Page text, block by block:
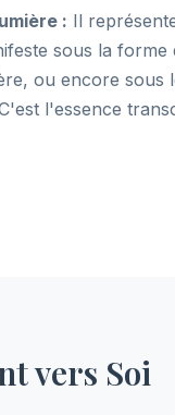
: Il
sous la
ou encore sous
l'essence
vers Soi